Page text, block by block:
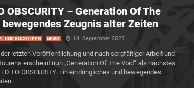
OBSCURITY – Generation Of The
Zeugnis alter Zeiten
UND BUCHTIPPS NEWS 14. September 2025
letzten Veröffentlichung und nach sorgfältiger Arbeit und
erscheint nun „Generation Of The Void“ als nächstes
TO OBSCURITY. Ein eindringliches und bewegendes